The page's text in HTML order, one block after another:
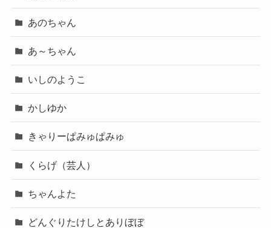
あのちゃん
あ～ちゃん
いしのようこ
かしゆか
きゃりーぱみゅぱみゅ
くらげ（芸人）
ちゃんよた
どんぐりたけしとありぼぼ